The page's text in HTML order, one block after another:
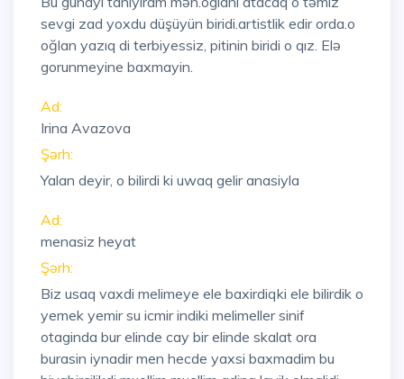
sevgi zad yoxdu düşüyün biridi.artistlik edir orda.o
oğlan yazıq di terbiyessiz, pitinin biridi o qız. Elə
gorunmeyine baxmayin.
Ad:
Irina Avazova
Şərh:
Yalan deyir, o bilirdi ki uwaq gelir anasiyla
Ad:
menasiz heyat
Şərh:
Biz usaq vaxdi melimeye ele baxirdiqki ele bilirdik o
yemek yemir su icmir indiki melimeller sinif
otaginda bur elinde cay bir elinde skalat ora
burasin iynadir men hecde yaxsi baxmadim bu